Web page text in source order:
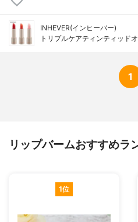
INHEVER(インヒーバー)
トリプルケアティンティッド
1
リップバームおすすめラ
1位